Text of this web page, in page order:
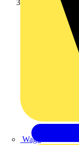
Wago
Schneider Electric